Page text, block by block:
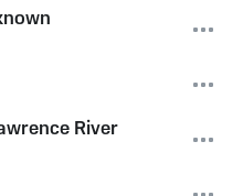
River